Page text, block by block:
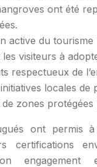
ont été
active du tourisme
visiteurs à
respectueux de
locales de
zones
ont permis
certifications